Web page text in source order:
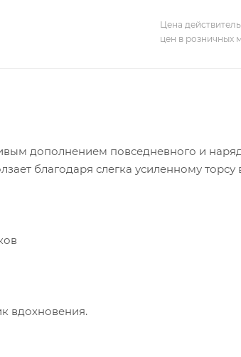
Цена
цен в розничных
дополнением повседневного и
благодаря слегка усиленному
вдохновения.